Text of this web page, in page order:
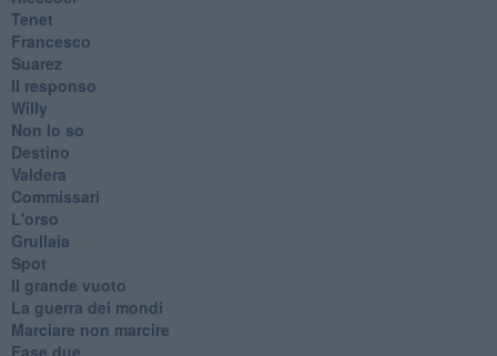
Tenet
Francesco
Suarez
​Il responso
Willy
Non lo so
Destino
Valdera
Commissari
L'orso
Grullaia
Spot
​Il grande vuoto
​La guerra dei mondi
Marciare non marcire
Fase due